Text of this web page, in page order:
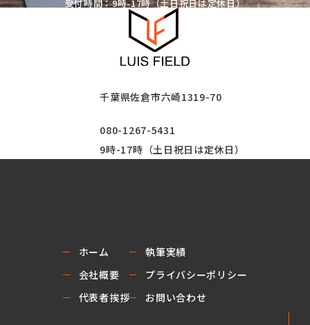
受付時間：9時-17時（土日祝日は定休日）
千葉県佐倉市六崎1319-70
080-1267-5431
9時-17時（土日祝日は定休日）
ホーム
会社概要
代表者挨拶
執筆実績
プライバシーポリシー
お問い合わせ